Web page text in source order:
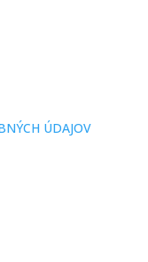
ÚDAJOV